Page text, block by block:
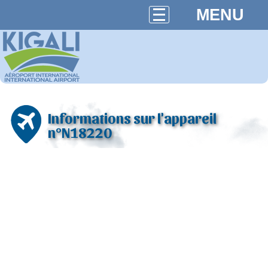
MENU
Informations sur l'appareil
n°N18220